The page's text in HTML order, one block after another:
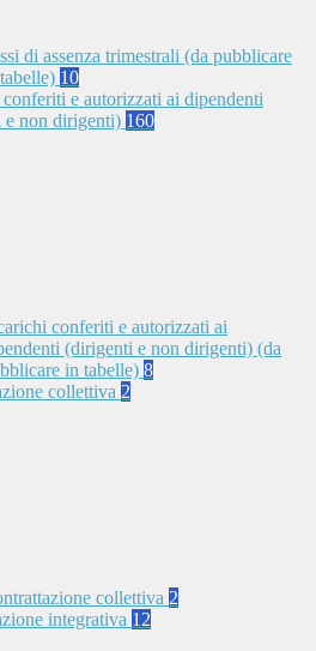
di assenza trimestrali (da pubblicare
10
e autorizzati ai dipendenti
e non dirigenti) 160
conferiti e autorizzati ai
(dirigenti e non dirigenti) (da
in tabelle) 8
collettiva 2
collettiva 2
integrativa 12